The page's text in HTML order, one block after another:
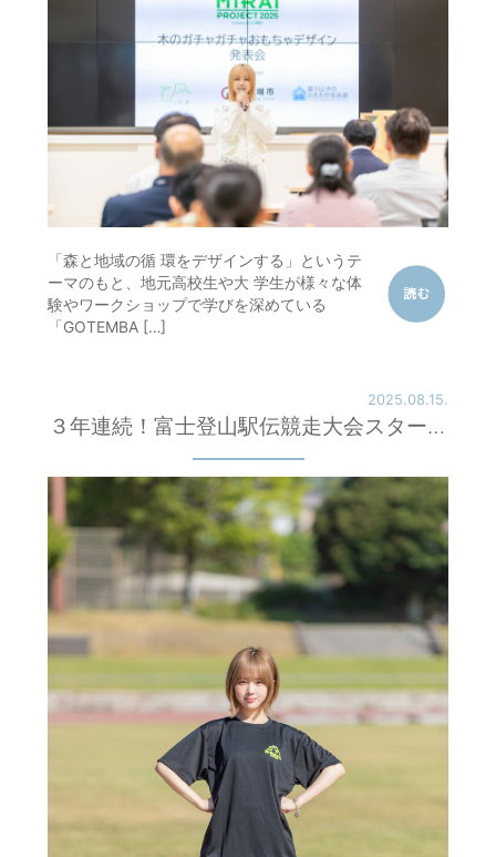
「森と地域の循 環をデザインする」というテ
ーマのもと、地元高校生や大 学生が様々な体
験やワークショップで学びを深めている
「GOTEMBA […]
2025.08.15.
３年連続！富士登山駅伝競走大会スタータ
ー！